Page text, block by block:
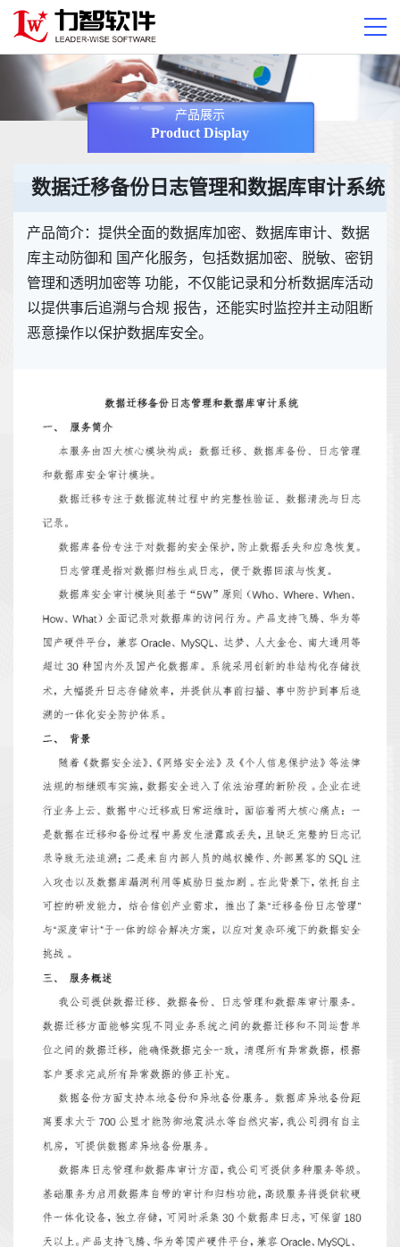
产品展示
Product Display
数据迁移备份日志管理和数据库审计系统
产品简介：提供全面的数据库加密、数据库审计、数据
库主动防御和 国产化服务，包括数据加密、脱敏、密钥
管理和透明加密等 功能，不仅能记录和分析数据库活动
以提供事后追溯与合规 报告，还能实时监控并主动阻断
恶意操作以保护数据库安全。